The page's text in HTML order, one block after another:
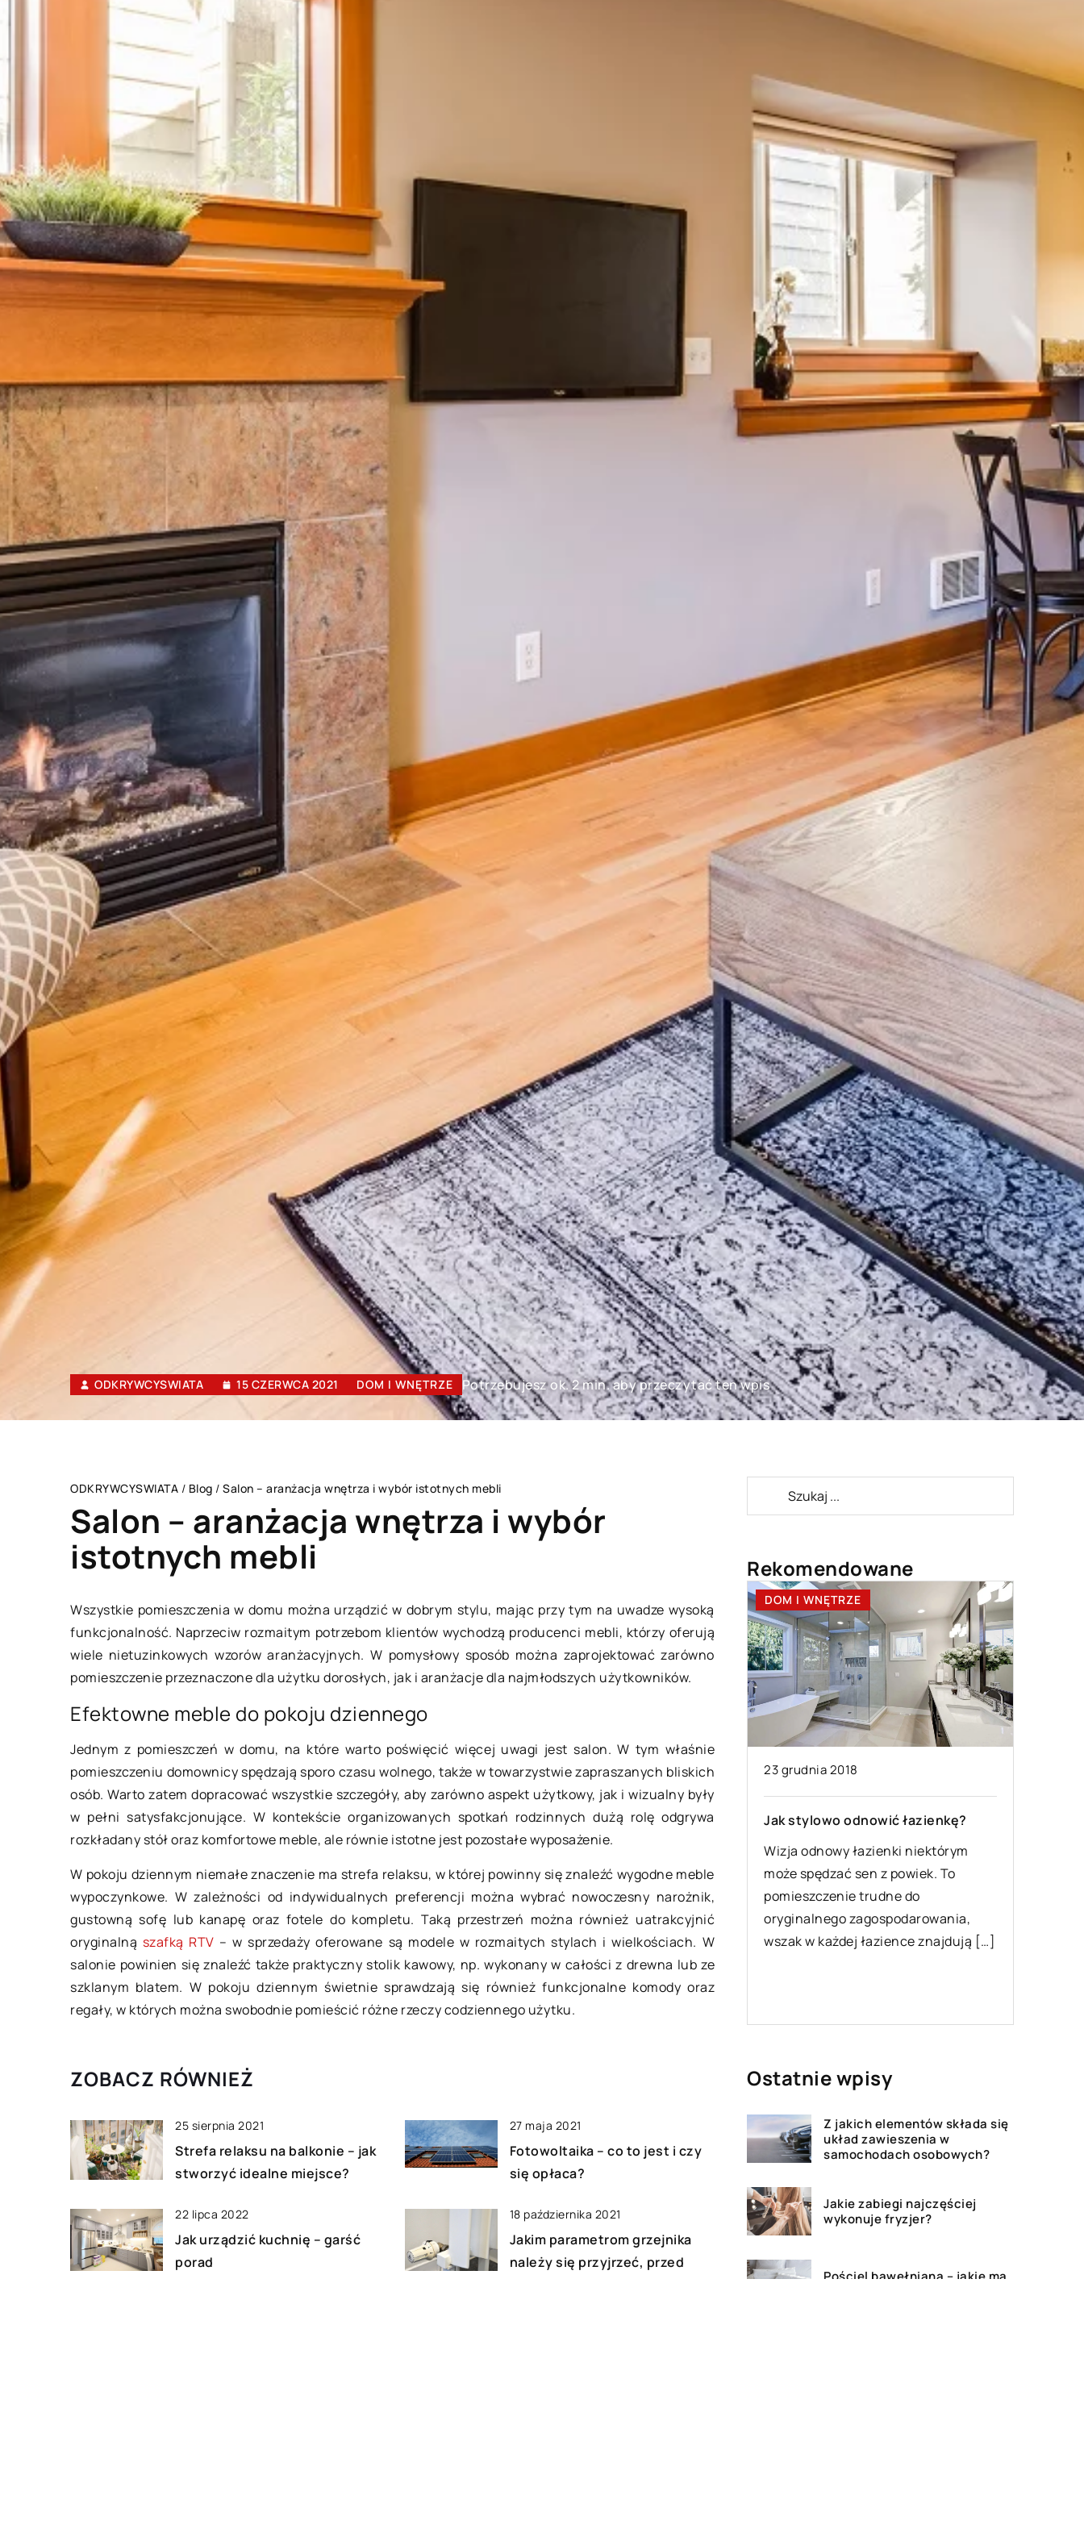
ODKRYWCYSWIATA 15 CZERWCA 2021 DOM I WNĘTRZE Potrzebujesz ok. 2 min. aby przeczytać ten wpis
ODKRYWCYSWIATA / Blog / Salon – aranżacja wnętrza i wybór istotnych mebli
Salon – aranżacja wnętrza i wybór
istotnych mebli
Wszystkie pomieszczenia w domu można urządzić w dobrym stylu, mając przy tym na uwadze wysoką
funkcjonalność. Naprzeciw rozmaitym potrzebom klientów wychodzą producenci mebli, którzy oferują
wiele nietuzinkowych wzorów aranżacyjnych. W pomysłowy sposób można zaprojektować zarówno
pomieszczenie przeznaczone dla użytku dorosłych, jak i aranżacje dla najmłodszych użytkowników.
Efektowne meble do pokoju dziennego
Jednym z pomieszczeń w domu, na które warto poświęcić więcej uwagi jest salon. W tym właśnie
pomieszczeniu domownicy spędzają sporo czasu wolnego, także w towarzystwie zapraszanych bliskich
osób. Warto zatem dopracować wszystkie szczegóły, aby zarówno aspekt użytkowy, jak i wizualny były
w pełni satysfakcjonujące. W kontekście organizowanych spotkań rodzinnych dużą rolę odgrywa
rozkładany stół oraz komfortowe meble, ale równie istotne jest pozostałe wyposażenie.
W pokoju dziennym niemałe znaczenie ma strefa relaksu, w której powinny się znaleźć wygodne meble
wypoczynkowe. W zależności od indywidualnych preferencji można wybrać nowoczesny narożnik,
gustowną sofę lub kanapę oraz fotele do kompletu. Taką przestrzeń można również uatrakcyjnić
oryginalną szafką RTV – w sprzedaży oferowane są modele w rozmaitych stylach i wielkościach. W
salonie powinien się znaleźć także praktyczny stolik kawowy, np. wykonany w całości z drewna lub ze
szklanym blatem. W pokoju dziennym świetnie sprawdzają się również funkcjonalne komody oraz
regały, w których można swobodnie pomieścić różne rzeczy codziennego użytku.
ZOBACZ RÓWNIEŻ
25 sierpnia 2021
Strefa relaksu na balkonie – jak
stworzyć idealne miejsce?
27 maja 2021
Fotowoltaika – co to jest i czy
się opłaca?
22 lipca 2022
Jak urządzić kuchnię – garść
porad
18 października 2021
Jakim parametrom grzejnika
należy się przyjrzeć, przed
Rekomendowane
01 listopada 2020
Jak elementy zawieszenia
wpływają na jazdę?
Zawieszenie samochodu osobowego
to jeden z najbardziej istotnych jego
podzespołów. Odpowiada ono
bowiem w ogromnej mierze za
zachowanie pojazdu w […]
12 kwietnia 2022
Korzyści z posiadania centralnego
odkurzacza
System centralnego odkurzania
ułatwia sprzątanie. Zawiera on
szeroką gamę akcesoriów, które
odkurzają, mopują, a nawet myją
podłogi. Dzięki wbudowanej filtracji,
[…]
DOM I WNĘTRZE
23 grudnia 2018
Jak stylowo odnowić łazienkę?
Wizja odnowy łazienki niektórym
może spędzać sen z powiek. To
pomieszczenie trudne do
oryginalnego zagospodarowania,
wszak w każdej łazience znajdują […]
Ostatnie wpisy
Z jakich elementów składa się
układ zawieszenia w
samochodach osobowych?
Jakie zabiegi najczęściej
wykonuje fryzjer?
Pościel bawełniana – jakie ma